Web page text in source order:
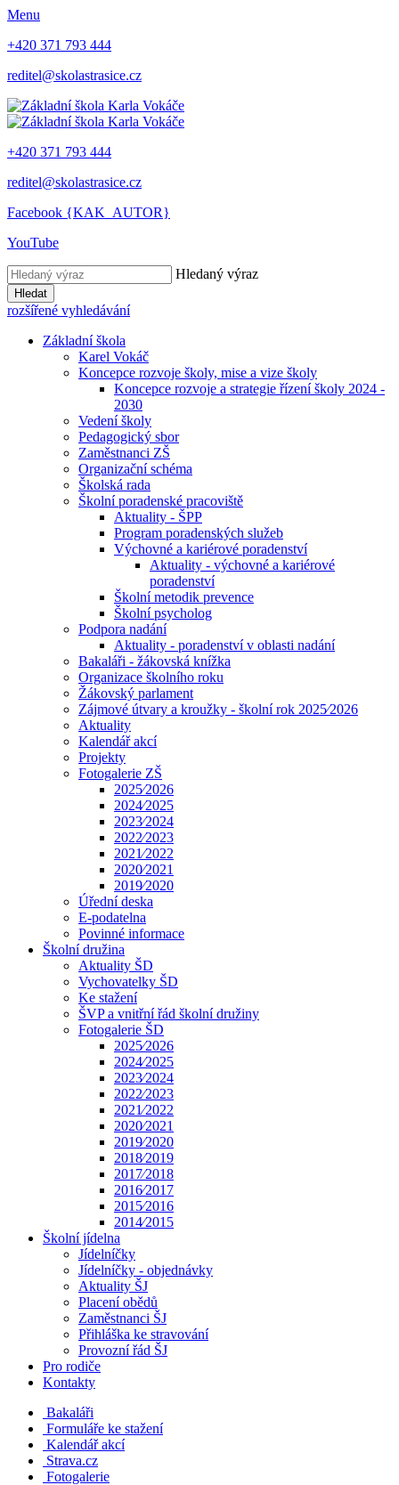
Menu
+420 371 793 444
reditel@skolastrasice.cz
+420 371 793 444
reditel@skolastrasice.cz
Facebook {KAK_AUTOR}
YouTube
Hledaný výraz
Hledat
rozšířené vyhledávání
Základní škola
Karel Vokáč
Koncepce rozvoje školy, mise a vize školy
Koncepce rozvoje a strategie řízení školy 2024 -
2030
Vedení školy
Pedagogický sbor
Zaměstnanci ZŠ
Organizační schéma
Školská rada
Školní poradenské pracoviště
Aktuality - ŠPP
Program poradenských služeb
Výchovné a kariérové poradenství
Aktuality - výchovné a kariérové
poradenství
Školní metodik prevence
Školní psycholog
Podpora nadání
Aktuality - poradenství v oblasti nadání
Bakaláři - žákovská knížka
Organizace školního roku
Žákovský parlament
Zájmové útvary a kroužky - školní rok 2025⁄2026
Aktuality
Kalendář akcí
Projekty
Fotogalerie ZŠ
2025⁄2026
2024⁄2025
2023⁄2024
2022⁄2023
2021⁄2022
2020⁄2021
2019⁄2020
Úřední deska
E-podatelna
Povinné informace
Školní družina
Aktuality ŠD
Vychovatelky ŠD
Ke stažení
ŠVP a vnitřní řád školní družiny
Fotogalerie ŠD
2025⁄2026
2024⁄2025
2023⁄2024
2022⁄2023
2021⁄2022
2020⁄2021
2019⁄2020
2018⁄2019
2017⁄2018
2016⁄2017
2015⁄2016
2014⁄2015
Školní jídelna
Jídelníčky
Jídelníčky - objednávky
Aktuality ŠJ
Placení obědů
Zaměstnanci ŠJ
Přihláška ke stravování
Provozní řád ŠJ
Pro rodiče
Kontakty
Bakaláři
Formuláře ke stažení
Kalendář akcí
Strava.cz
Fotogalerie